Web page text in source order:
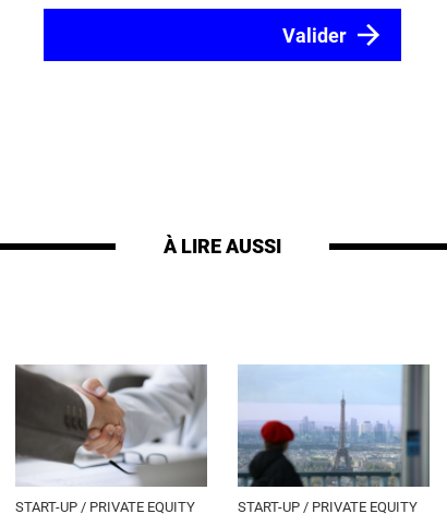
À LIRE AUSSI
START-UP / PRIVATE EQUITY START-UP / PRIVATE EQUITY